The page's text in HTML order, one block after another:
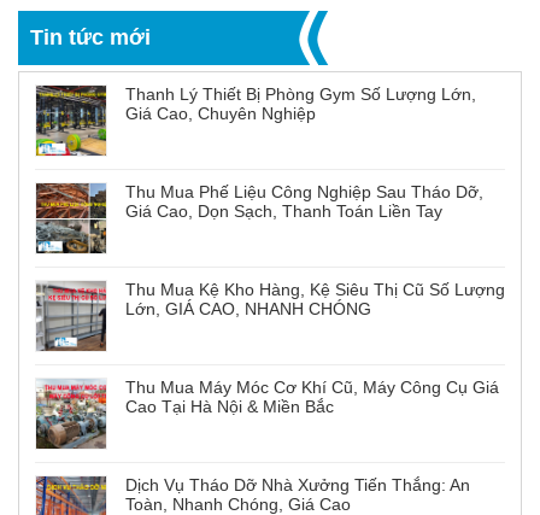
Tin tức mới
Thanh Lý Thiết Bị Phòng Gym Số Lượng Lớn,
Giá Cao, Chuyên Nghiệp
Thu Mua Phế Liệu Công Nghiệp Sau Tháo Dỡ,
Giá Cao, Dọn Sạch, Thanh Toán Liền Tay
Thu Mua Kệ Kho Hàng, Kệ Siêu Thị Cũ Số Lượng
Lớn, GIÁ CAO, NHANH CHÓNG
Thu Mua Máy Móc Cơ Khí Cũ, Máy Công Cụ Giá
Cao Tại Hà Nội & Miền Bắc
Dịch Vụ Tháo Dỡ Nhà Xưởng Tiến Thắng: An
Toàn, Nhanh Chóng, Giá Cao